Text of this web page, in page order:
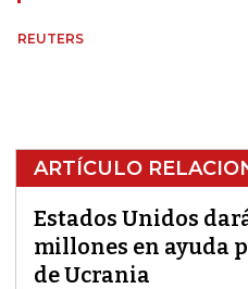
REUTERS
ARTÍCULO
Estados Unidos
millones en ayuda
de Ucrania